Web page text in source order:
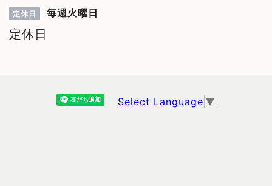
定休日 毎週火曜日
定休日
Select Language ▼